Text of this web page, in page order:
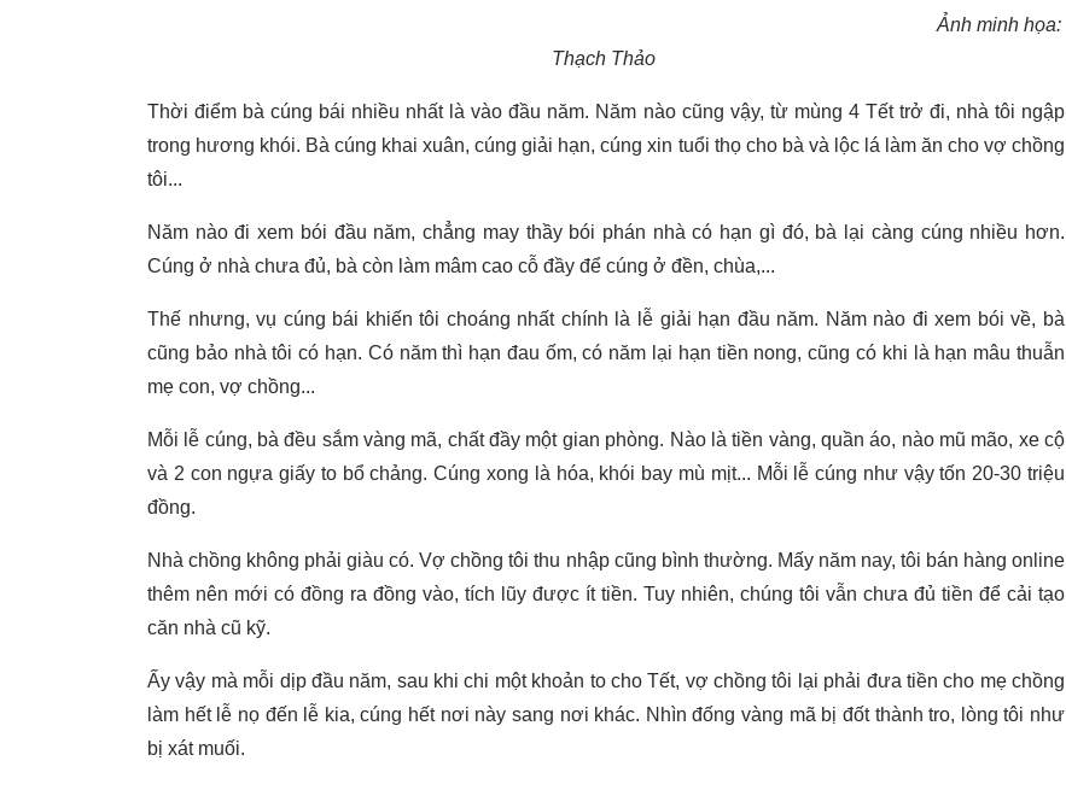
Ảnh minh họa:
Thạch Thảo
Thời điểm bà cúng bái nhiều nhất là vào đầu năm. Năm nào cũng vậy, từ mùng 4 Tết trở đi, nhà tôi ngập
trong hương khói. Bà cúng khai xuân, cúng giải hạn, cúng xin tuổi thọ cho bà và lộc lá làm ăn cho vợ chồng
tôi...
Năm nào đi xem bói đầu năm, chẳng may thầy bói phán nhà có hạn gì đó, bà lại càng cúng nhiều hơn.
Cúng ở nhà chưa đủ, bà còn làm mâm cao cỗ đầy để cúng ở đền, chùa,...
Thế nhưng, vụ cúng bái khiến tôi choáng nhất chính là lễ giải hạn đầu năm. Năm nào đi xem bói về, bà
cũng bảo nhà tôi có hạn. Có năm thì hạn đau ốm, có năm lại hạn tiền nong, cũng có khi là hạn mâu thuẫn
mẹ con, vợ chồng...
Mỗi lễ cúng, bà đều sắm vàng mã, chất đầy một gian phòng. Nào là tiền vàng, quần áo, nào mũ mão, xe cộ
và 2 con ngựa giấy to bổ chảng. Cúng xong là hóa, khói bay mù mịt... Mỗi lễ cúng như vậy tốn 20-30 triệu
đồng.
Nhà chồng không phải giàu có. Vợ chồng tôi thu nhập cũng bình thường. Mấy năm nay, tôi bán hàng online
thêm nên mới có đồng ra đồng vào, tích lũy được ít tiền. Tuy nhiên, chúng tôi vẫn chưa đủ tiền để cải tạo
căn nhà cũ kỹ.
Ấy vậy mà mỗi dịp đầu năm, sau khi chi một khoản to cho Tết, vợ chồng tôi lại phải đưa tiền cho mẹ chồng
làm hết lễ nọ đến lễ kia, cúng hết nơi này sang nơi khác. Nhìn đống vàng mã bị đốt thành tro, lòng tôi như
bị xát muối.